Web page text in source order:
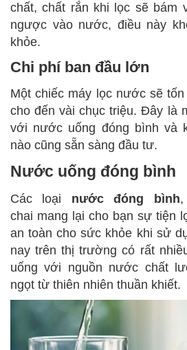
chất, chất rắn khi lọc sẽ bám
ngược vào nước, điều này
khỏe.
Chi phí ban đầu lớn
Một chiếc máy lọc nước sẽ
cho đến vài chục triệu. Đây là
với nước uống đóng bình và
nào cũng sẵn sàng đầu tư.
Nước uống đóng bình
Các loại nước đóng bình
chai mang lại cho bạn sự tiện
an toàn cho sức khỏe khi sử
nay trên thị trường có rất
uống với nguồn nước chất
ngọt từ thiên nhiên thuần khiết.